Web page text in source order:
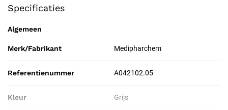
Specificaties
Algemeen
Merk/Fabrikant Medipharchem
Referentienummer A042102.05
Kleur Grijs